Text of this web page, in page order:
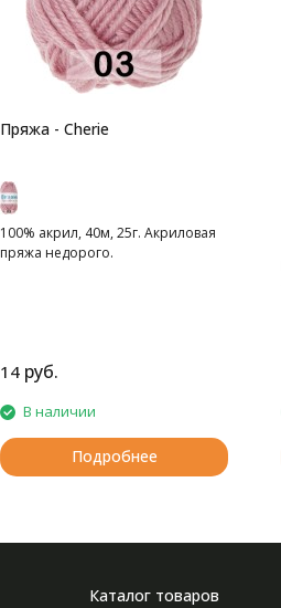
Пряжа - Cherie
100% акрил, 40м, 25г. Акриловая
пряжа недорого.
14 руб.
В наличии
Подробнее
Каталог товаров